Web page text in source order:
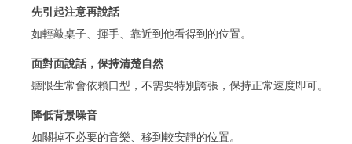
先引起注意再說話
如輕敲桌子、揮手、靠近到他看得到的位置。
面對面說話，保持清楚自然
聽限生常會依賴口型，不需要特別誇張，保持正常速度即可。
降低背景噪音
如關掉不必要的音樂、移到較安靜的位置。